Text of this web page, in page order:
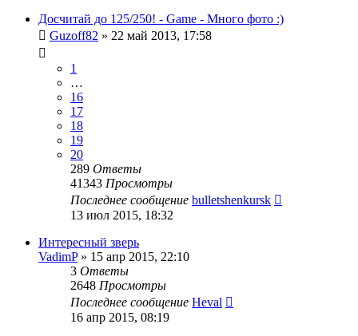
Досчитай до 125/250! - Game - Много фото :)
Guzoff82 » 22 май 2013, 17:58
1
…
16
17
18
19
20
289 Ответы
41343 Просмотры
Последнее сообщение bulletshenkursk
13 июл 2015, 18:32
Интересный зверь
VadimP» 15 апр 2015, 22:10
3 Ответы
2648 Просмотры
Последнее сообщение Heval
16 апр 2015, 08:19